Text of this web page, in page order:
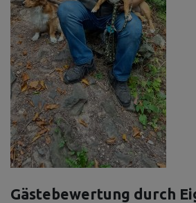
Gästebewertung durch